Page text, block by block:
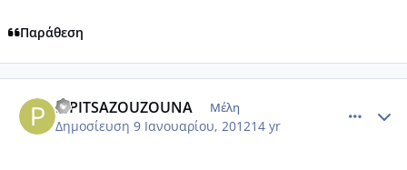
Παράθεση
PIPITSAZOUZOUNA Μέλη
Δημοσίευση 9 Ιανουαρίου, 201214 yr